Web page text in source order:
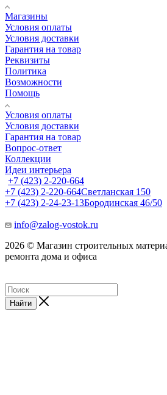
Магазины
Условия оплаты
Условия доставки
Гарантия на товар
Реквизиты
Политика
Возможности
Помощь
Условия оплаты
Условия доставки
Гарантия на товар
Вопрос-ответ
Коллекции
Идеи интерьера
+7 (423) 2-220-664
+7 (423) 2-220-664Светланская 150
+7 (423) 2-24-23-13Бородинская 46/50
info@zalog-vostok.ru
2026 © Магазин строительных
ремонта дома и офиса
Найти